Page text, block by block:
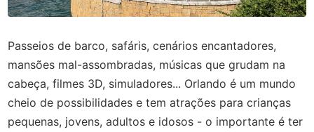
Passeios de barco, safáris, cenários encantadores,
mansões mal-assombradas, músicas que grudam na
cabeça, filmes 3D, simuladores... Orlando é um mundo
cheio de possibilidades e tem atrações para crianças
pequenas, jovens, adultos e idosos - o importante é ter